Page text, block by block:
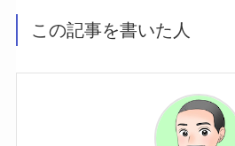
この記事を書いた人